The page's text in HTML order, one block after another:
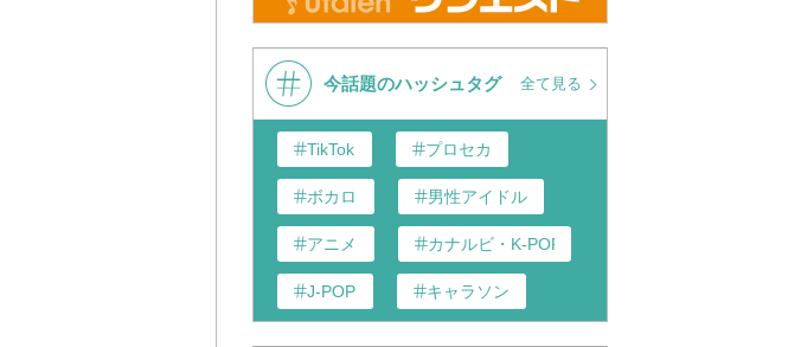
今話題のハッシュタグ 全て見る
TikTok プロセカ
ボカロ 男性アイドル
アニメ カナルビ・K-POP和訳
J-POP キャラソン